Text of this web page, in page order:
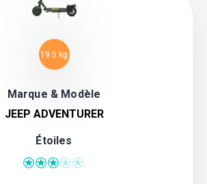
Marque & Modèle
19.5 kg
JEEP ADVENTURER
Étoiles